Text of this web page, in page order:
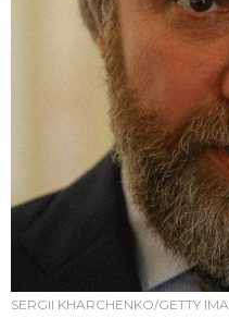
SERGII KHARCHENKO/GETTY